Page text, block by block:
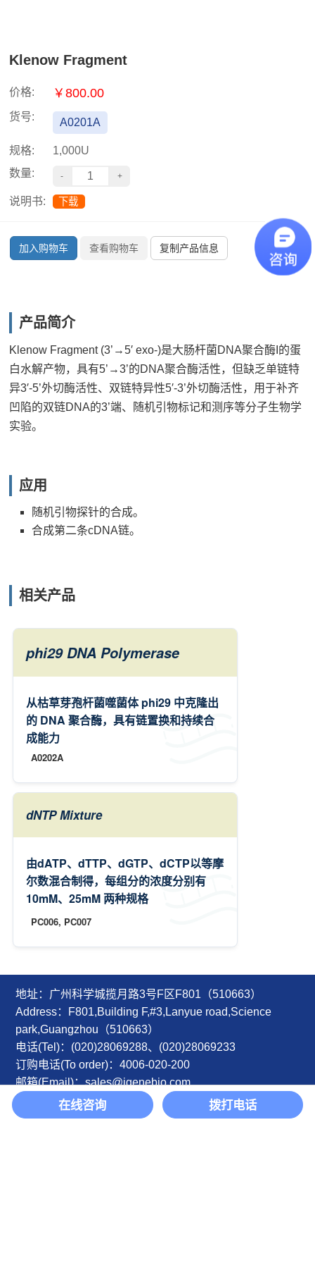
Klenow Fragment
价格: ￥800.00
货号: A0201A
规格:
1,000U
数量:
说明书: 下载
加入购物车 查看购物车 复制产品信息
产品简介
Klenow Fragment (3’→5′ exo-)是大肠杆菌DNA聚合酶I的蛋
白水解产物，具有5’→3’的DNA聚合酶活性，但缺乏单链特
异3′-5’外切酶活性、双链特异性5′-3’外切酶活性，用于补齐
凹陷的双链DNA的3’端、随机引物标记和测序等分子生物学
实验。
应用
随机引物探针的合成。
合成第二条cDNA链。
相关产品
phi29 DNA Polymerase
从枯草芽孢杆菌噬菌体 phi29 中克隆出
的 DNA 聚合酶，具有链置换和持续合
成能力
A0202A
dNTP Mixture
由dATP、dTTP、dGTP、dCTP以等摩
尔数混合制得，每组分的浓度分别有
10mM、25mM 两种规格
PC006, PC007
地址：广州科学城揽月路3号F区F801（510663）
Address：F801,Building F,#3,Lanyue road,Science
park,Guangzhou（510663）
电话(Tel)：(020)28069288、(020)28069233
订购电话(To order)：4006-020-200
邮箱(Email)：sales@igenebio.com
在线咨询 拨打电话